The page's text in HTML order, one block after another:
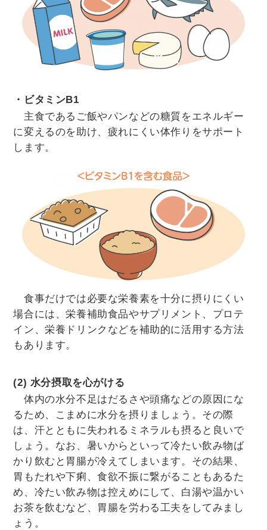
・ビタミンB1
主食であるご飯やパンなどの糖質をエネルギー
に変えるのを助け、疲れにくい体作りをサポート
します。
食事だけでは必要な栄養素を十分に摂りにくい
場合には、栄養補助食品やサプリメント、プロテ
イン、栄養ドリンクなどを補助的に活用する方法
もあります。
(2) 水分摂取を心がける
体内の水分不足はだるさや頭痛などの原因にな
るため、こまめに水分を摂りましょう。その際
は、汗とともに失われるミネラルも摂ると良いで
しょう。なお、暑いからといって冷たい飲み物ば
かり飲むと胃腸が冷えてしまいます。その結果、
胃もたれや下痢、食欲不振に繋がることもあるた
め、冷たい飲み物は控えめにして、白湯や温かい
お茶を飲むなど、胃腸を労わる工夫をしてみまし
ょう。